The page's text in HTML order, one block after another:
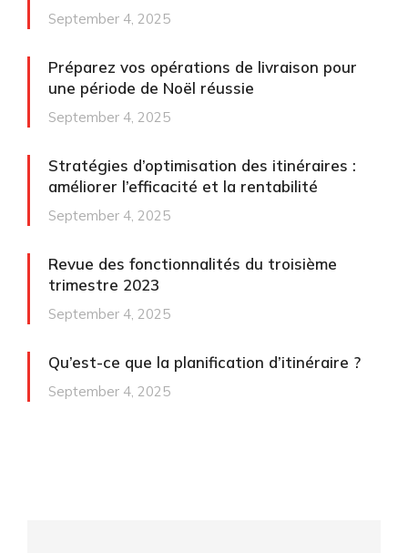
September 4, 2025
Préparez vos opérations de livraison pour
une période de Noël réussie
September 4, 2025
Stratégies d’optimisation des itinéraires :
améliorer l’efficacité et la rentabilité
September 4, 2025
Revue des fonctionnalités du troisième
trimestre 2023
September 4, 2025
Qu’est-ce que la planification d’itinéraire ?
September 4, 2025